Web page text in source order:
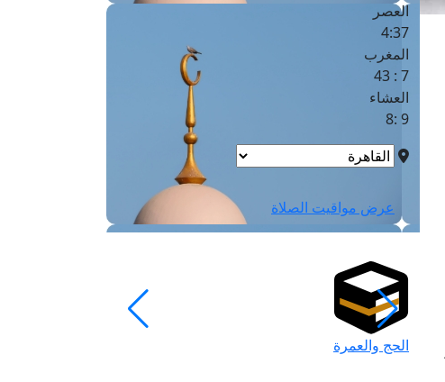
العصر
4:37
المغرب
7 : 43
العشاء
9 :8
عرض مواقيت الصلاة
الحج والعمرة